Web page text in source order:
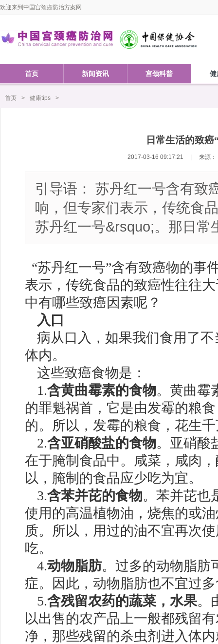
欢迎来到中国宫颈癌防治方案网
首页 新闻资讯 宫颈科普
首页 > 健康tips >
日常生活的致癌
2017-03-16 09:17:21 来源：
引导语： 苏丹红一号含有致
响，但专家们表示，传统食
苏丹红一号&rsquo;。那日常
“苏丹红一号”含有致癌物的事
表示，传统食品的致癌性往往
中有哪些致癌因素呢？
入口
病从口入，如果我们食用了
体内。
这些致癌食物是：
1.含黄曲霉素的食物。黄曲霉
的罪魁祸首，它是由发霉的粮
的。所以，发霉的粮食，花生
2.含亚硝酸盐的食物。亚硝酸
在于腌制食品中。咸菜，咸肉
以，腌制的食品应少吃为宜。
3.含苯并芘的食物。苯并芘也
使用的高温植物油，烧焦的或
质。所以，用过的油不宜再次
吃。
4.动物脂肪。过多的动物脂肪
症。因此，动物脂肪也不宜过
5.含残留农药的蔬菜，水果。
以出售的农产品上一般都残留
净，那些残留的杀虫剂进入体